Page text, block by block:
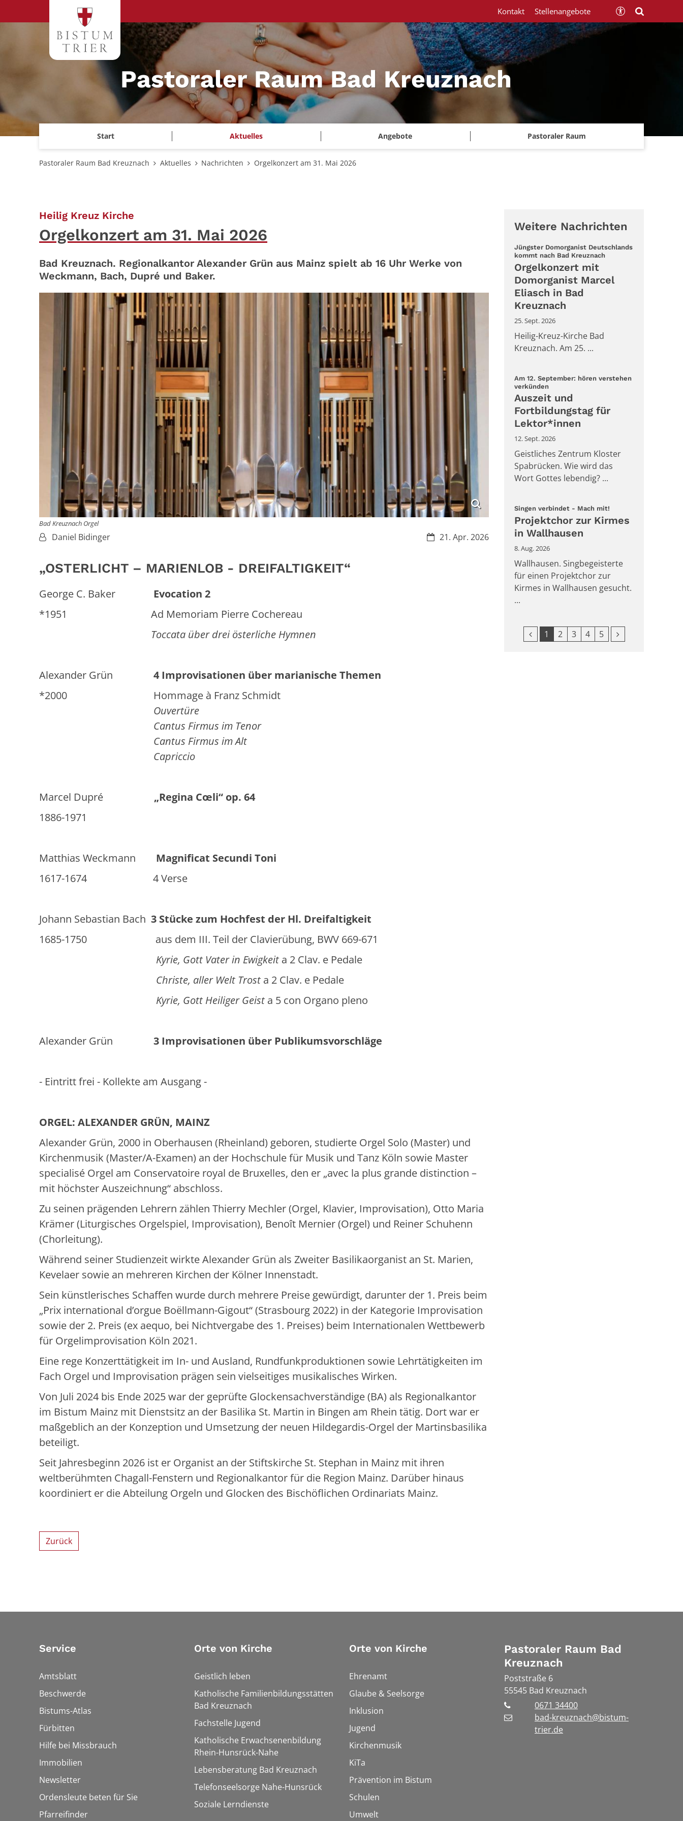
Pastoraler Raum Bad Kreuznach
Start Aktuelles Angebote Pastoraler Raum
Kontakt Stellenangebote
Pastoraler Raum Bad Kreuznach Aktuelles Nachrichten Orgelkonzert am 31. Mai 2026
Heilig Kreuz Kirche
Orgelkonzert am 31. Mai 2026
Bad Kreuznach. Regionalkantor Alexander Grün aus Mainz spielt ab 16 Uhr Werke von
Weckmann, Bach, Dupré und Baker.
Bad Kreuznach Orgel
Datum:
21. Apr. 2026
Von:Daniel Bidinger
„OSTERLICHT – MARIENLOB - DREIFALTIGKEIT“
George C. Baker Evocation 2
*1951 Ad Memoriam Pierre Cochereau
Toccata über drei österliche Hymnen
Alexander Grün 4 Improvisationen über marianische Themen
*2000 Hommage à Franz Schmidt
Ouvertüre
Cantus Firmus im Tenor
Cantus Firmus im Alt
Capriccio
Marcel Dupré „Regina Cœli“ op. 64
1886-1971
Matthias Weckmann Magnificat Secundi Toni
1617-1674 4 Verse
Johann Sebastian Bach 3 Stücke zum Hochfest der Hl. Dreifaltigkeit
1685-1750 aus dem III. Teil der Clavierübung, BWV 669-671
Kyrie, Gott Vater in Ewigkeit a 2 Clav. e Pedale
Christe, aller Welt Trost a 2 Clav. e Pedale
Kyrie, Gott Heiliger Geist a 5 con Organo pleno
Alexander Grün 3 Improvisationen über Publikumsvorschläge
- Eintritt frei - Kollekte am Ausgang -
ORGEL: ALEXANDER GRÜN, MAINZ
Alexander Grün, 2000 in Oberhausen (Rheinland) geboren, studierte Orgel Solo (Master) und
Kirchenmusik (Master/A-Examen) an der Hochschule für Musik und Tanz Köln sowie Master
specialisé Orgel am Conservatoire royal de Bruxelles, den er „avec la plus grande distinction –
mit höchster Auszeichnung“ abschloss.
Zu seinen prägenden Lehrern zählen Thierry Mechler (Orgel, Klavier, Improvisation), Otto Maria
Krämer (Liturgisches Orgelspiel, Improvisation), Benoît Mernier (Orgel) und Reiner Schuhenn
(Chorleitung).
Während seiner Studienzeit wirkte Alexander Grün als Zweiter Basilikaorganist an St. Marien,
Kevelaer sowie an mehreren Kirchen der Kölner Innenstadt.
Sein künstlerisches Schaffen wurde durch mehrere Preise gewürdigt, darunter der 1. Preis beim
„Prix international d’orgue Boëllmann-Gigout“ (Strasbourg 2022) in der Kategorie Improvisation
sowie der 2. Preis (ex aequo, bei Nichtvergabe des 1. Preises) beim Internationalen Wettbewerb
für Orgelimprovisation Köln 2021.
Eine rege Konzerttätigkeit im In- und Ausland, Rundfunkproduktionen sowie Lehrtätigkeiten im
Fach Orgel und Improvisation prägen sein vielseitiges musikalisches Wirken.
Von Juli 2024 bis Ende 2025 war der geprüfte Glockensachverständige (BA) als Regionalkantor
im Bistum Mainz mit Dienstsitz an der Basilika St. Martin in Bingen am Rhein tätig. Dort war er
maßgeblich an der Konzeption und Umsetzung der neuen Hildegardis-Orgel der Martinsbasilika
beteiligt.
Seit Jahresbeginn 2026 ist er Organist an der Stiftskirche St. Stephan in Mainz mit ihren
weltberühmten Chagall-Fenstern und Regionalkantor für die Region Mainz. Darüber hinaus
koordiniert er die Abteilung Orgeln und Glocken des Bischöflichen Ordinariats Mainz.
Zurück
Weitere Nachrichten
Jüngster Domorganist Deutschlands
kommt nach Bad Kreuznach:
Orgelkonzert mit
Domorganist Marcel
Eliasch in Bad
Kreuznach
25. Sept. 2026
Heilig-Kreuz-Kirche Bad
Kreuznach. Am 25. ...
Am 12. September: hören verstehen
verkünden:
Auszeit und
Fortbildungstag für
Lektor*innen
12. Sept. 2026
Geistliches Zentrum Kloster
Spabrücken. Wie wird das
Wort Gottes lebendig? ...
Singen verbindet - Mach mit!
Projektchor zur Kirmes
in Wallhausen
8. Aug. 2026
Wallhausen. Singbegeisterte
für einen Projektchor zur
Kirmes in Wallhausen gesucht.
...
Vorherige Seite
1 2 3 4 5 Nächste Seite
Service
Amtsblatt
Beschwerde
Bistums-Atlas
Fürbitten
Hilfe bei Missbrauch
Immobilien
Newsletter
Ordensleute beten für Sie
Pfarreifinder
Orte von Kirche
Geistlich leben
Katholische Familienbildungsstätten
Bad Kreuznach
Fachstelle Jugend
Katholische Erwachsenenbildung
Rhein-Hunsrück-Nahe
Lebensberatung Bad Kreuznach
Telefonseelsorge Nahe-Hunsrück
Soziale Lerndienste
Orte von Kirche
Ehrenamt
Glaube & Seelsorge
Inklusion
Jugend
Kirchenmusik
KiTa
Prävention im Bistum
Schulen
Umwelt
Pastoraler Raum Bad
Kreuznach
Poststraße 6
55545 Bad Kreuznach
0671 34400
bad-kreuznach@bistum-
trier.de